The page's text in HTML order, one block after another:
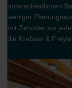
unterschiedlichen
weniger
mit Zehnder als
die Krebser &